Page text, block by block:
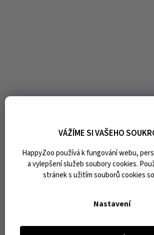
VÁŽÍME SI VAŠEHO
HappyZoo používá k fungování webu,
a vylepšení služeb soubory cookies.
stránek s užitím souborů cookies
Nastavení